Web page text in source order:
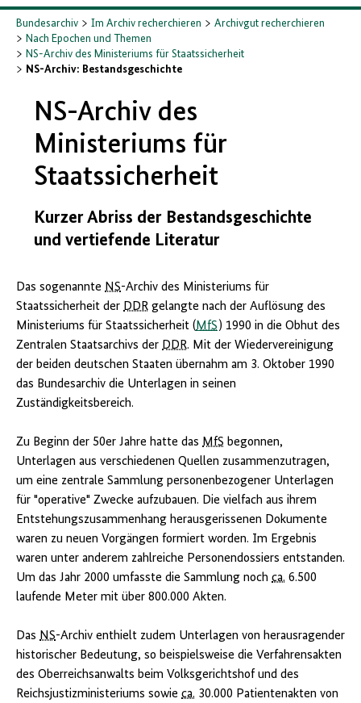
Bundesarchiv Im Archiv recherchieren
Archivgut recherchieren
Nach Epochen und Themen
NS-Archiv des Ministeriums für Staatssicherheit
NS-Archiv: Bestandsgeschichte
NS-Archiv des
Ministeriums für
Staatssicherheit
Kurzer Abriss der Bestandsgeschichte
und vertiefende Literatur
Das sogenannte NS-Archiv des Ministeriums für
Staatssicherheit der DDR gelangte nach der Auflösung des
Ministeriums für Staatssicherheit ( MfS ) 1990 in die Obhut des
Zentralen Staatsarchivs der DDR. Mit der Wiedervereinigung
der beiden deutschen Staaten übernahm am 3. Oktober 1990
das Bundesarchiv die Unterlagen in seinen
Zuständigkeitsbereich.
Zu Beginn der 50er Jahre hatte das MfS begonnen,
Unterlagen aus verschiedenen Quellen zusammenzutragen,
um eine zentrale Sammlung personenbezogener Unterlagen
für "operative" Zwecke aufzubauen. Die vielfach aus ihrem
Entstehungszusammenhang herausgerissenen Dokumente
waren zu neuen Vorgängen formiert worden. Im Ergebnis
waren unter anderem zahlreiche Personendossiers entstanden.
Um das Jahr 2000 umfasste die Sammlung noch ca. 6.500
laufende Meter mit über 800.000 Akten.
Das NS-Archiv enthielt zudem Unterlagen von herausragender
historischer Bedeutung, so beispielsweise die Verfahrensakten
des Oberreichsanwalts beim Volksgerichtshof und des
Reichsjustizministeriums sowie ca. 30.000 Patientenakten von